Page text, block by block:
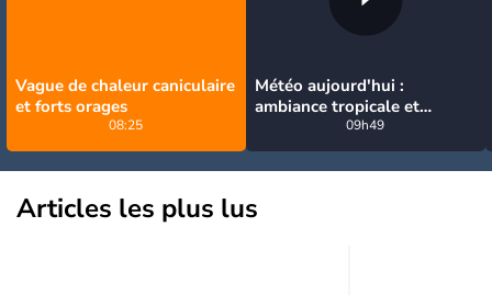
Vague de chaleur caniculaire
et forts orages
08:25
Météo aujourd'hui :
ambiance tropicale et
orageuse ce dimanche
09h49
Articles les plus lus